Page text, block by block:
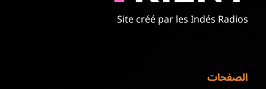
Site créé par les Indés Radios
الصفحات